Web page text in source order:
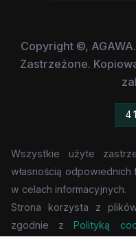
Copyright ©,
Zastrzeżone.
Wszystkie użyte
własnością
w celach informacyjnych.
Strona korzysta z
zgodnie zPolityką